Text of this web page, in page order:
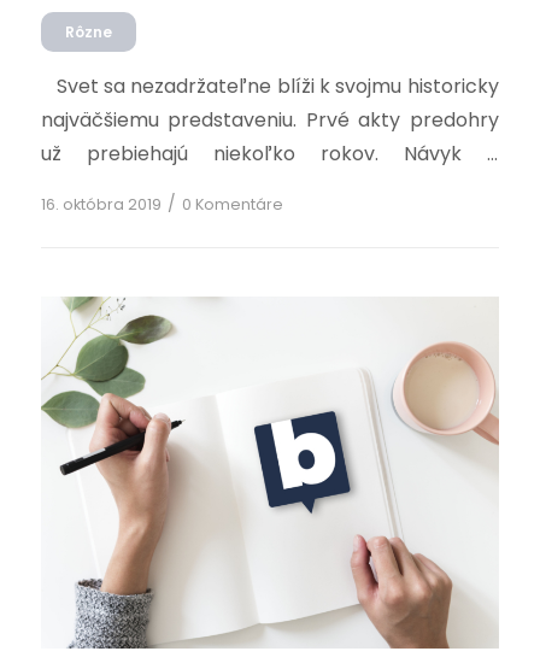
Rôzne
Svet sa nezadržateľne blíži k svojmu historicky
najväčšiemu predstaveniu. Prvé akty predohry
už prebiehajú niekoľko rokov. Návyk a
zotrvačnosť len ťažko pripúšťajú možné zmeny.
O to ťažšie, ak ide o zmeny neobvyklého,
podstatnou príčinou. Už dnes sa hovorí […]
16. októbra 2019 / 0 Komentáre